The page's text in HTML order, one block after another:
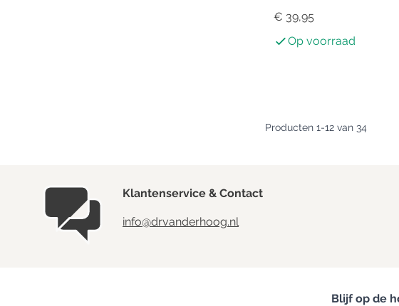
€ 39,95
Op voorraad
Producten 1-12 van 34
Klantenservice & Contact
info@drvanderhoog.nl
Blijf op de